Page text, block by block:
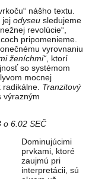
nášho textu.
jej odyseu sledujeme
revolúcie“,
pripomenieme.
vyrovnaniu
ženíchmi“ , ktorí
so systémom
mocnej
Tranzitový
výrazným
o 6.02 SEČ
Dominujúcimi
prvkami, ktoré
zaujmú pri
interpretácii, sú